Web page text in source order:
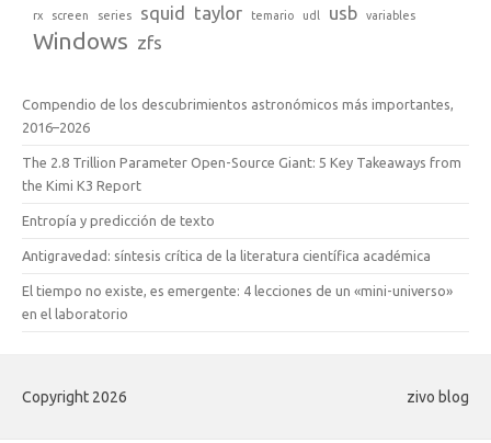
rx screen series squid taylor temario udl usb variables
Windows zfs
Compendio de los descubrimientos astronómicos más importantes,
2016–2026
The 2.8 Trillion Parameter Open-Source Giant: 5 Key Takeaways from
the Kimi K3 Report
Entropía y predicción de texto
Antigravedad: síntesis crítica de la literatura científica académica
El tiempo no existe, es emergente: 4 lecciones de un «mini-universo»
en el laboratorio
Copyright 2026 zivo blog